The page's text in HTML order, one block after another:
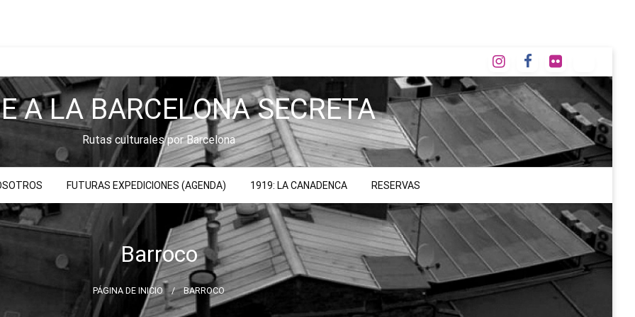
A LA BARCELONA SECRETA
Rutas culturales por Barcelona
FUTURAS EXPEDICIONES (AGENDA) 1919: LA CANADENCA RESERVAS
Barroco
PÁGINA DE INICIO BARROCO